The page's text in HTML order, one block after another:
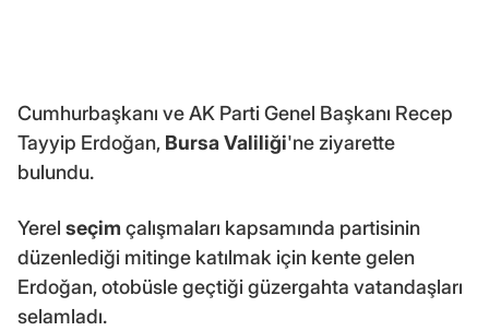
Cumhurbaşkanı ve AK Parti Genel Başkanı Recep
Tayyip Erdoğan, Bursa Valiliği'ne ziyarette
bulundu.
Yerel seçim çalışmaları kapsamında partisinin
düzenlediği mitinge katılmak için kente gelen
Erdoğan, otobüsle geçtiği güzergahta vatandaşları
selamladı.